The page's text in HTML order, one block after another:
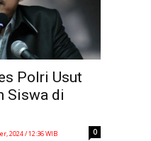
Polri Usut
Siswa di
2024 / 12:36 WIB 0